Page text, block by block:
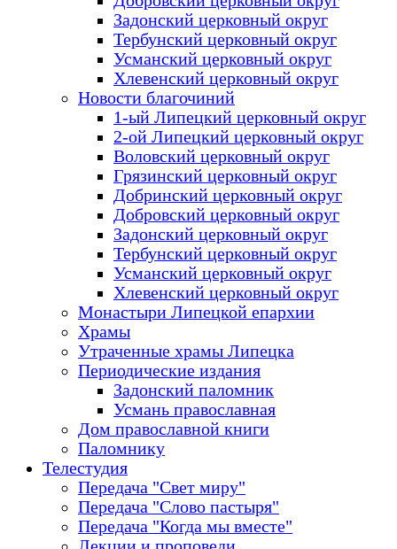
Задонский церковный округ
Тербунский церковный округ
Усманский церковный округ
Хлевенский церковный округ
Новости благочиний
1-ый Липецкий церковный округ
2-ой Липецкий церковный округ
Воловский церковный округ
Грязинский церковный округ
Добринский церковный округ
Добровский церковный округ
Задонский церковный округ
Тербунский церковный округ
Усманский церковный округ
Хлевенский церковный округ
Монастыри Липецкой епархии
Храмы
Утраченные храмы Липецка
Периодические издания
Задонский паломник
Усмань православная
Дом православной книги
Паломнику
Телестудия
Передача "Свет миру"
Передача "Слово пастыря"
Передача "Когда мы вместе"